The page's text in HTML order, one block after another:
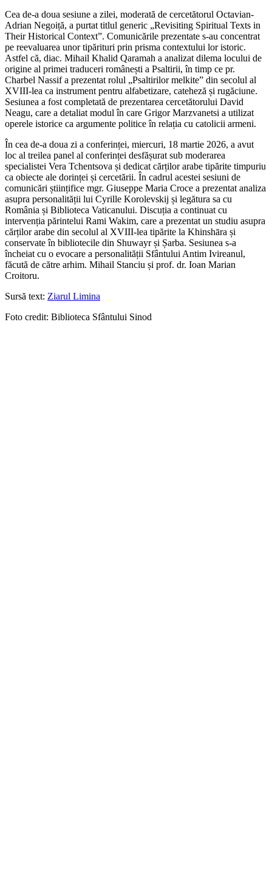
Cea de-a doua sesiune a zilei, moderată de cercetătorul Octavian-
Adrian Nego­i­ță, a purtat titlul generic „Revisiting Spiritual Texts in
Their Historical Context”. Comunicările prezentate s-au concentrat
pe reevaluarea unor tipărituri prin prisma contextului lor istoric.
Astfel că, diac. Mihail Khalid Qaramah a analizat dilema locului de
origine al primei traduceri românești a Psaltirii, în timp ce pr.
Charbel Nassif a prezentat rolul „Psaltirilor melkite” din secolul al
XVIII-lea ca instrument pentru alfabetizare, cateheză și rugăciune.
Sesiunea a fost completată de prezentarea cercetătorului David
Neagu, care a detaliat modul în care Grigor Marzvanetsi a utilizat
operele istorice ca argumente politice în relația cu catolicii armeni.
În cea de-a doua zi a conferinței, miercuri, 18 martie 2026, a avut
loc al treilea panel al conferinței desfășurat sub moderarea
specialistei Vera Tchentsova și dedicat cărților arabe tipărite timpuriu
ca obiecte ale dorinței și cercetării. În cadrul acestei sesiuni de
comunicări științifice mgr. Giuseppe Maria Croce a prezentat analiza
asupra personalității lui Cyrille Korolevskij și legătura sa cu
România și Biblioteca Vaticanului. Discuția a continuat cu
intervenția părintelui Rami Wakim, care a prezentat un studiu asupra
cărților arabe din secolul al XVIII-lea tipărite la Khinshāra și
conservate în bibliotecile din Shuwayr și Șarba. Sesiunea s-a
încheiat cu o evocare a personalității Sfântului Antim Ivireanul,
făcută de către arhim. Mihail Stanciu și prof. dr. Ioan Marian
Croitoru.
Sursă text: Ziarul Limina
Foto credit: Biblioteca Sfântului Sinod